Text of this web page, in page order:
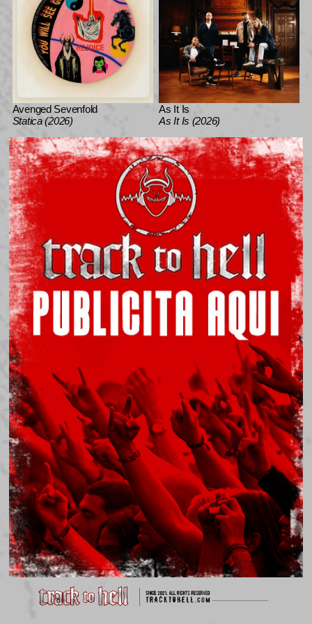
Avenged Sevenfold
Statica (2026)
As It Is
As It Is (2026)